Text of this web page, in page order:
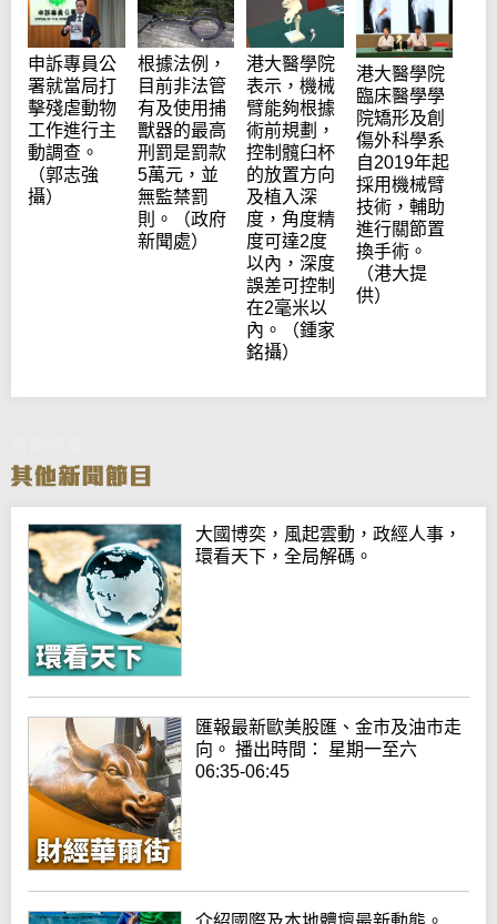
申訴專員公
署就當局打
擊殘虐動物
工作進行主
動調查。
（郭志強
攝）
根據法例，
目前非法管
有及使用捕
獸器的最高
刑罰是罰款
5萬元，並
無監禁罰
則。（政府
新聞處）
港大醫學院
表示，機械
臂能夠根據
術前規劃，
控制髖臼杯
的放置方向
及植入深
度，角度精
度可達2度
以內，深度
誤差可控制
在2毫米以
內。（鍾家
銘攝）
港大醫學院
臨床醫學學
院矯形及創
傷外科學系
自2019年起
採用機械臂
技術，輔助
進行關節置
換手術。
（港大提
供）
大國博奕，風起雲動，政經人事，
環看天下，全局解碼。
匯報最新歐美股匯、金市及油市走
向。 播出時間： 星期一至六
06:35-06:45